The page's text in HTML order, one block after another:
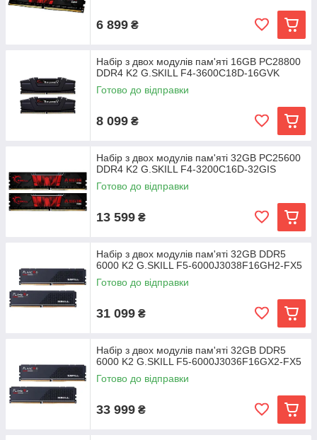
6 899 ₴
Набір з двох модулів пам'яті 16GB PC28800
DDR4 K2 G.SKILL F4-3600C18D-16GVK
Готово до відправки
8 099 ₴
Набір з двох модулів пам'яті 32GB PC25600
DDR4 K2 G.SKILL F4-3200C16D-32GIS
Готово до відправки
13 599 ₴
Набір з двох модулів пам'яті 32GB DDR5
6000 K2 G.SKILL F5-6000J3038F16GH2-FX5
Готово до відправки
31 099 ₴
Набір з двох модулів пам'яті 32GB DDR5
6000 K2 G.SKILL F5-6000J3036F16GX2-FX5
Готово до відправки
33 999 ₴